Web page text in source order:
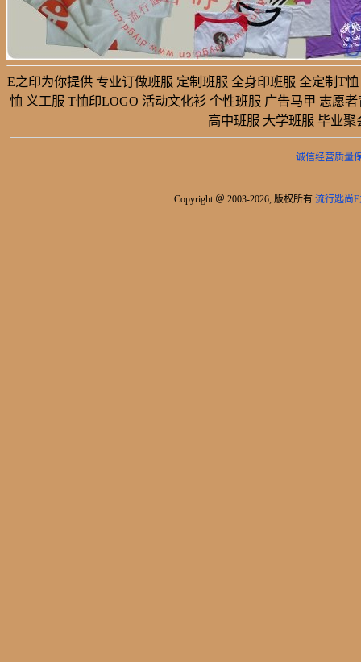
E之印为你提供 专业订做班服 定制班服 全身印班服 全定制T
恤 义工服 T恤印LOGO 活动文化衫 个性班服 广告马甲 志愿
高中班服 大学班服 毕业
诚信经营质量
Copyright ＠ 2003-2026, 版权所有 流行匙尚